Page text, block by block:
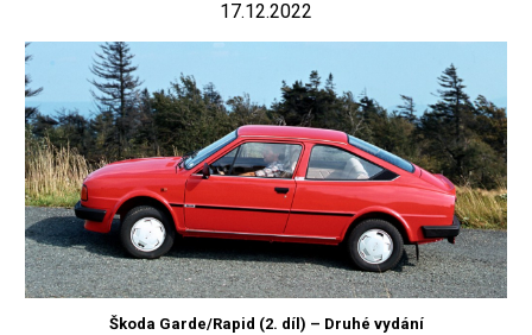
17.12.2022
Škoda Garde/Rapid (2. díl) – Druhé vydání